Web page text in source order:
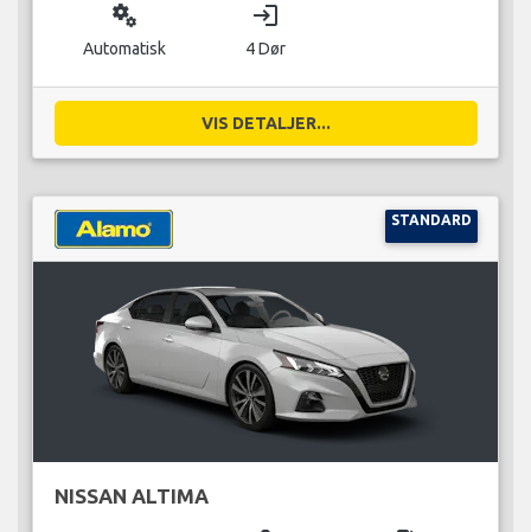
miscellaneous_services
Automatisk
login
4 Dør
VIS DETALJER...
STANDARD
NISSAN ALTIMA